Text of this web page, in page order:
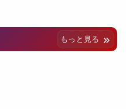
もっと見る